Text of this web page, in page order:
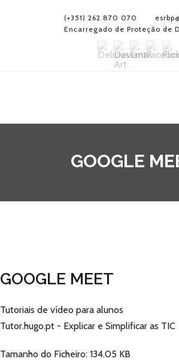
(+351) 262 870 070
Encarregado de Proteção de
GOOGLE
GOOGLE MEET
Tutoriais de vídeo para alunos
Tutor.hugo.pt - Explicar e Simplificar as TIC
Tamanho do Ficheiro: 134.05 KB